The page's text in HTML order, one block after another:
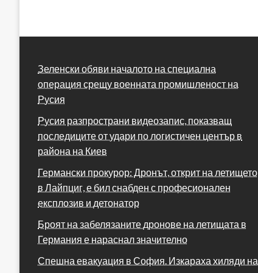
Зеленски обяви началото на специална
операция срещу военната промишленост на
Русия
Русия разпространи видеозапис, показващ
последиците от удари по логистичен център в
района на Киев
Германски прокурор: Дронът, открит на летището
в Лайпциг, е бил снабден с професионален
експлозив и детонатор
Броят на забелязаните дронове на летищата в
Германия е нараснал значително
Спешна евакуация в София. Изкараха хиляди на